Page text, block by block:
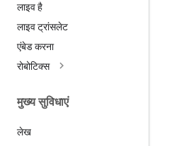
लाइव है
लाइव ट्रांसलेट
एंबेड करना
रोबोटिक्स
मुख्य सुविधाएं
लेख